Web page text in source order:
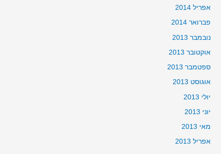
אפריל 2014
פברואר 2014
נובמבר 2013
אוקטובר 2013
ספטמבר 2013
אוגוסט 2013
יולי 2013
יוני 2013
מאי 2013
אפריל 2013